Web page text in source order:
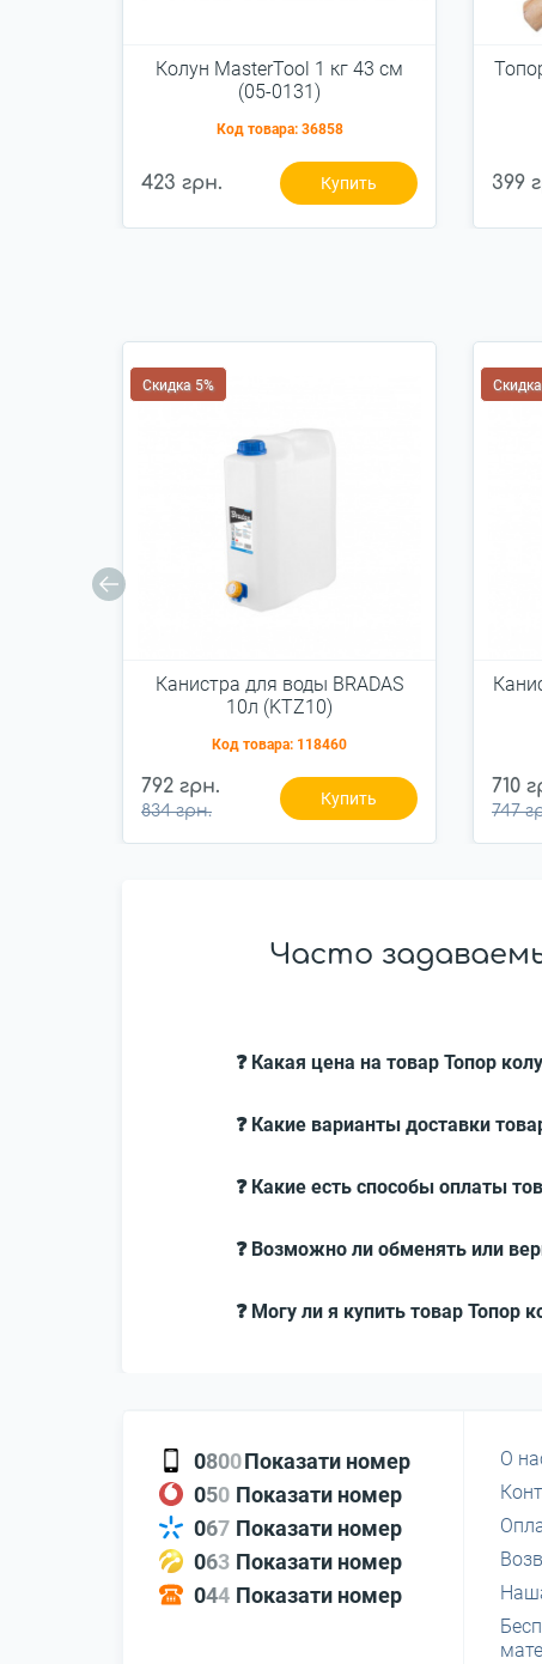
Колун MasterTool 1 кг 43 см
(05-0131)
Код товара: 36858
423 грн. Купить 399
Скидка 5%
Канистра для воды BRADAS
10л (KTZ10)
Код товара: 118460
792 грн.
834 грн.
Купить
710
747
Часто
❓ Какая цена на товар Топор
❓ Какие варианты доставки
❓ Какие есть способы оплаты
❓ Возможно ли обменять или
❓ Могу ли я купить товар Топор
0800Показати номер
050 Показати номер
067 Показати номер
063 Показати номер
044 Показати номер
О